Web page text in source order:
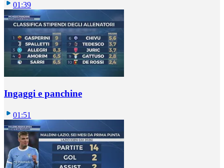
01:39
Ingaggi e panchine
01:51